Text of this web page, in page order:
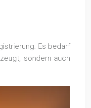
Es bedarf
sondern auch